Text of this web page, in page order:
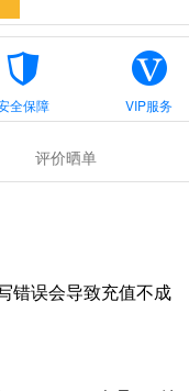
全保障 VIP服务
评价晒单
错误会导致充值不成